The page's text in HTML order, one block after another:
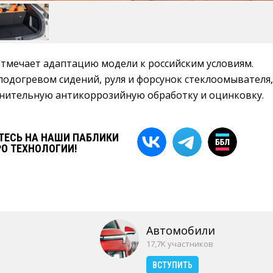
адаптацию модели к российским условиям.
сидений, руля и форсунок
антикоррозийную обработку и оцинковку.
НА НАШИ ПАБЛИКИ
ТЕХНОЛОГИИ!
Автомобили
17,7K участников
ВСТУПИТЬ